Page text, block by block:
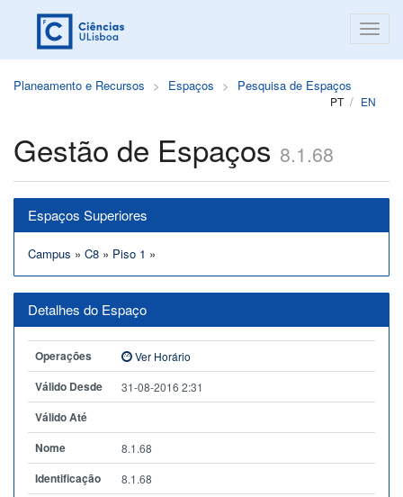
Planeamento e Recursos Espaços Pesquisa de Espaços
PT EN
Gestão de Espaços 8.1.68
Espaços Superiores
Campus » C8 » Piso 1 »
Detalhes do Espaço
Operações Ver Horário
Válido Desde 31-08-2016 2:31
Válido Até
Nome
8.1.68
Identificação 8.1.68